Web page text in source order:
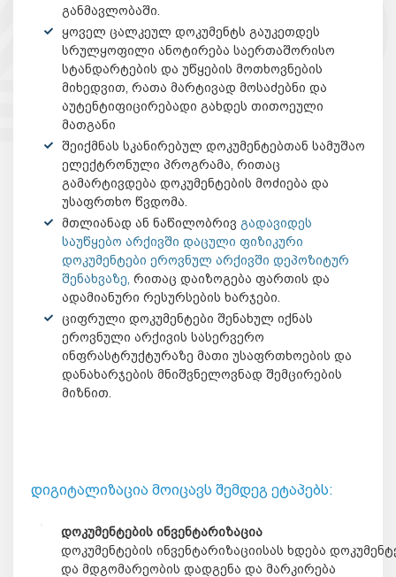
განმავლობაში.
ყოველ ცალკეულ დოკუმენტს გაუკეთდეს
სრულყოფილი ანოტირება საერთაშორისო
სტანდარტების და უწყების მოთხოვნების
მიხედვით, რათა მარტივად მოსაძებნი და
აუტენტიფიცირებადი გახდეს თითოეული
მათგანი
შეიქმნას სკანირებულ დოკუმენტებთან სამუშაო
ელექტრონული პროგრამა, რითაც
გამარტივდება დოკუმენტების მოძიება და
უსაფრთხო წვდომა.
მთლიანად ან ნაწილობრივ გადავიდეს
საუწყებო არქივში დაცული ფიზიკური
დოკუმენტები ეროვნულ არქივში დეპოზიტურ
შენახვაზე, რითაც დაიზოგება ფართის და
ადამიანური რესურსების ხარჯები.
ციფრული დოკუმენტები შენახულ იქნას
ეროვნული არქივის სასერვერო
ინფრასტრუქტურაზე მათი უსაფრთხოების და
დანახარჯების მნიშვნელოვნად შემცირების
მიზნით.
დიგიტალიზაცია მოიცავს შემდეგ ეტაპებს:
დოკუმენტების ინვენტარიზაცია
დოკუმენტების ინვენტარიზაციისას ხდება
და მდგომარეობის დადგენა და მარკირება